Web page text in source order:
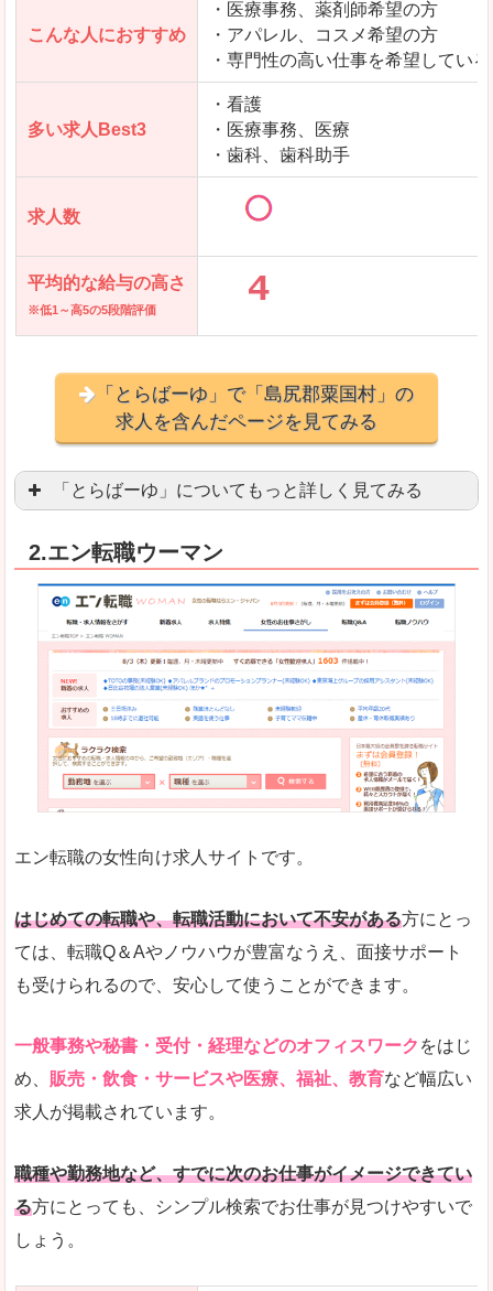
こんな人におすすめ
・医療事務、薬剤師希望の方
・アパレル、コスメ希望の方
・専門性の高い仕事を希望してい
多い求人Best3
・看護
・医療事務、医療
・歯科、歯科助手
求人数
平均的な給与の高さ
※低1～高5の5段階評価
「とらばーゆ」で「島尻郡粟国村」の
求人を含んだページを見てみる
「とらばーゆ」についてもっと詳しく見てみる
良いところ
スマホアプリやソーシャルアカウントが充実して
「ファッション・ブランドページ」という検索
悪いところ
事務などのオフィスワークを探している方にとっ
専門性が強い部分があるので、逆に一般的なお仕
詳しい説明
とにかく、女性ならではの職種の専門性が高いの
また、アパレル・コスメ、エステ・ネイル・美容
人気度
専門性が高いので、これらのお仕事に転職を考
リクルートグループなので、大手という安心感も
使いやすさ
検索がしやすく、求人詳細にも画像やイラストな
2.エン転職ウーマン
エン転職の女性向け求人サイトです。
はじめての転職や、転職活動において不安がある方にとっ
ては、転職Q＆Aやノウハウが豊富なうえ、面接サポート
も受けられるので、安心して使うことができます。
一般事務や秘書・受付・経理などのオフィスワーク をはじ
め、 販売・飲食・サービスや医療、福祉、教育など幅広い
求人が掲載されています。
職種や勤務地など、すでに次のお仕事がイメージできてい
る方にとっても、シンプル検索でお仕事が見つけやすいで
しょう。